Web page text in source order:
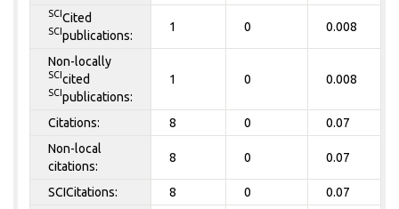
SCI Cited
SCI publications:
1 0 0.008
Non-locally
SCI cited
SCI publications:
1 0 0.008
Citations: 8 0 0.07
Non-local
citations:
8 0 0.07
SCICitations: 8 0 0.07